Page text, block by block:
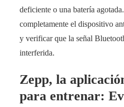
deficiente o una batería
completamente el dispositivo
y verificar que la señal
interferida.
Zepp, la
para entrenar: